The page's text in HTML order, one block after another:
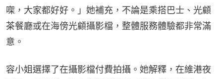
㗎，大家都好好。」她補充，不論是乘搭巴士、光顧
茶餐廳或在海傍光顧攝影檔，整體服務體驗都非常滿
意。
容小姐選擇了在攝影檔付費拍攝。她解釋，在維港夜